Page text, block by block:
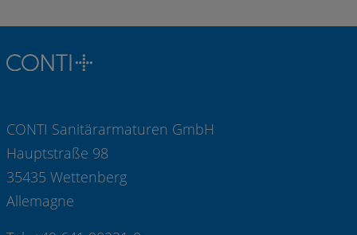
CONTI Sanitärarmaturen GmbH
Hauptstraße 98
35435 Wettenberg
Allemagne